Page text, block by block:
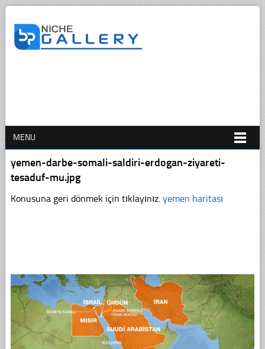
MENU
yemen-darbe-somali-saldiri-erdogan-ziyareti-
tesaduf-mu.jpg
Konusuna geri dönmek için tıklayınız. yemen haritası